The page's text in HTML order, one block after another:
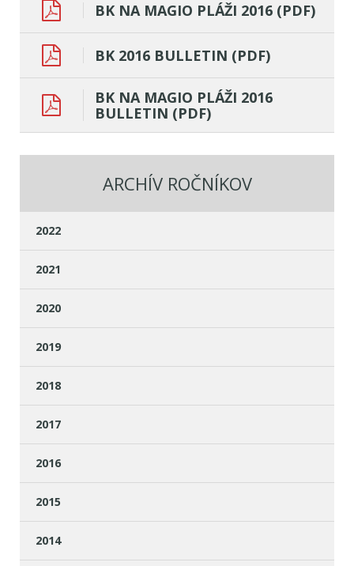
BK NA MAGIO PLÁŽI 2016 (PDF)
BK 2016 BULLETIN (PDF)
BK NA MAGIO PLÁŽI 2016
BULLETIN (PDF)
ARCHÍV ROČNÍKOV
2022
2021
2020
2019
2018
2017
2016
2015
2014